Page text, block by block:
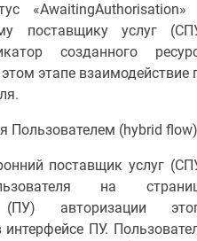
поставщику услуг
созданного
этапе
Пользователем (hybrid
поставщик услуг
на
авторизации
интерфейсе ПУ.